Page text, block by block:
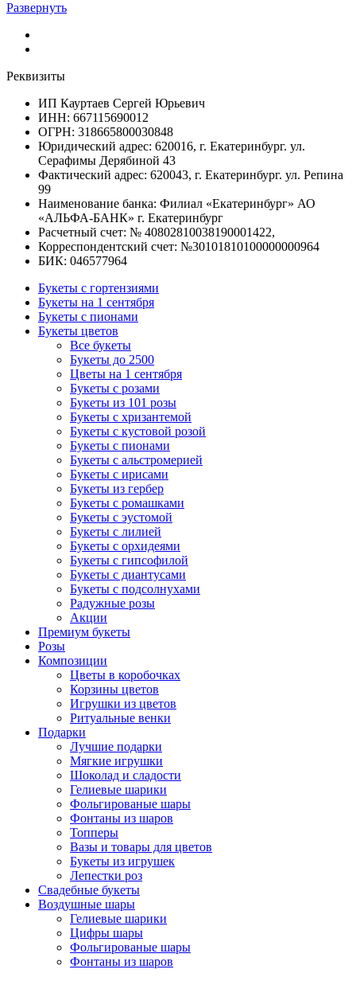
Развернуть
Реквизиты
ИП Кауртаев Сергей Юрьевич
ИНН: 667115690012
ОГРН: 318665800030848
Юридический адрес: 620016, г. Екатеринбург. ул.
Серафимы Дерябиной 43
Фактический адрес: 620043, г. Екатеринбург. ул. Репина
99
Наименование банка: Филиал «Екатеринбург» АО
«АЛЬФА-БАНК» г. Екатеринбург
Расчетный счет: № 40802810038190001422,
Корреспондентский счет: №30101810100000000964
БИК: 046577964
Букеты с гортензиями
Букеты на 1 сентября
Букеты с пионами
Букеты цветов
Все букеты
Букеты до 2500
Цветы на 1 сентября
Букеты с розами
Букеты из 101 розы
Букеты с хризантемой
Букеты с кустовой розой
Букеты с пионами
Букеты с альстромерией
Букеты с ирисами
Букеты из гербер
Букеты с ромашками
Букеты с эустомой
Букеты с лилией
Букеты с орхидеями
Букеты с гипсофилой
Букеты с диантусами
Букеты с подсолнухами
Радужные розы
Акции
Премиум букеты
Розы
Композиции
Цветы в коробочках
Корзины цветов
Игрушки из цветов
Ритуальные венки
Подарки
Лучшие подарки
Мягкие игрушки
Шоколад и сладости
Гелиевые шарики
Фольгированые шары
Фонтаны из шаров
Топперы
Вазы и товары для цветов
Букеты из игрушек
Лепестки роз
Свадебные букеты
Воздушные шары
Гелиевые шарики
Цифры шары
Фольгированые шары
Фонтаны из шаров